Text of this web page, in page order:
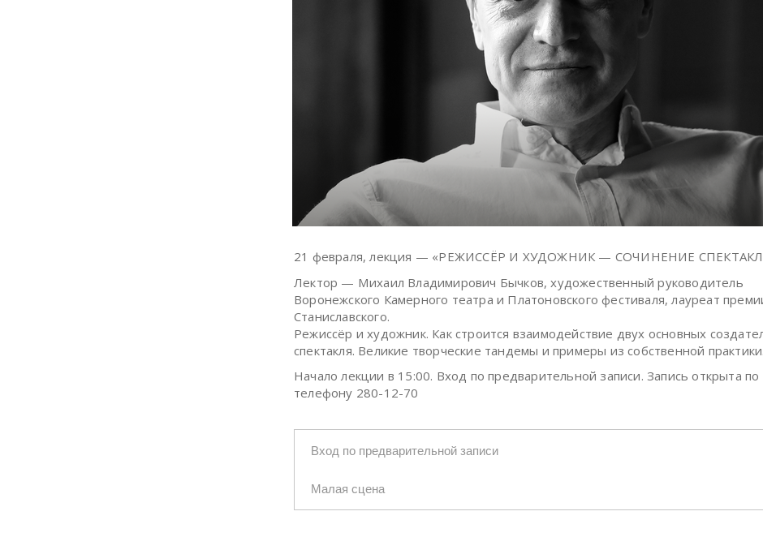
21 февраля, лекция — «РЕЖИССЁР И ХУДОЖНИК — СОЧИНЕНИЕ
Лектор — Михаил Владимирович Бычков, художественный руководитель
Воронежского Камерного театра и Платоновского фестиваля, лауреат
Станиславского.
Режиссёр и художник. Как строится взаимодействие двух основных
спектакля. Великие творческие тандемы и примеры из собственной практики.
Начало лекции в 15:00. Вход по предварительной записи. Запись открыта по
телефону 280-12-70
Вход по предварительной записи
Малая сцена